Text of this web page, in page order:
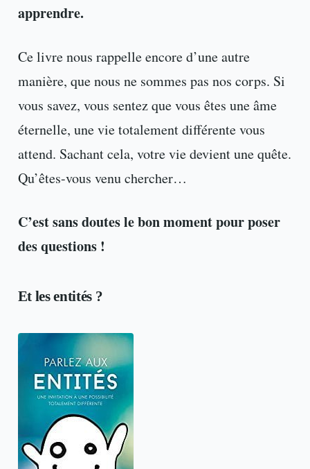
apprendre.
Ce livre nous rappelle encore d’une autre
manière, que nous ne sommes pas nos corps. Si
vous savez, vous sentez que vous êtes une âme
éternelle, une vie totalement différente vous
attend. Sachant cela, votre vie devient une quête.
Qu’êtes-vous venu chercher…
C’est sans doutes le bon moment pour poser
des questions !
Et les entités ?